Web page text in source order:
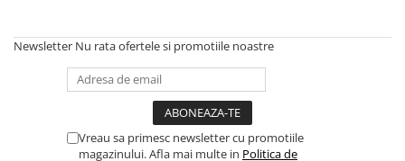
Friteuze Aer Cald / Air Fryer
Mașini de Spălat
Mașini de Spălat Vase
Roboți Curătenie
Newsletter Nu rata ofertele si promotiile noastre
Vreau sa primesc newsletter cu promotiile
magazinului. Afla mai multe in Politica de